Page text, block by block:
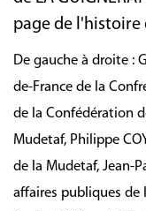
page de l'histoire
De gauche à droite :
de-France de la
de la Confédération
Mudetaf, Philippe
de la Mudetaf, Jean-
affaires publiques de